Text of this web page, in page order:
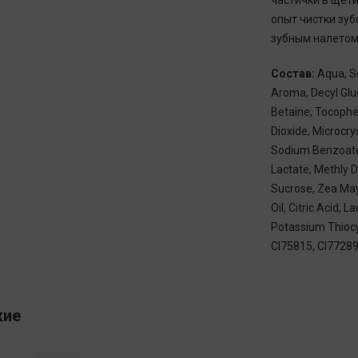
опыт чистки
зубным
Состав: Aqua,
Aroma, Decyl
Betaine,
Dioxide,
Sodium
Lactate, Methly
Sucrose, Zea
Oil, Citric Acid,
Potassium
CI75815,